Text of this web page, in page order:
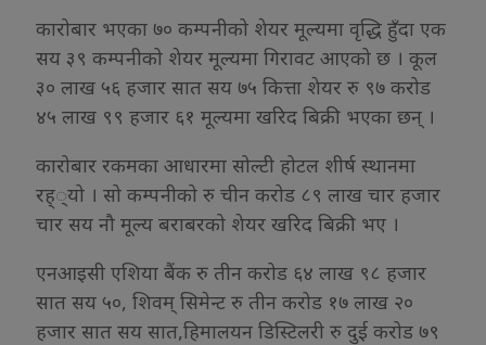
कारोबार भएका ७० कम्पनीको शेयर मूल्यमा वृद्धि हुँदा एक
सय ३९ कम्पनीको शेयर मूल्यमा गिरावट आएको छ । कूल
३० लाख ५६ हजार सात सय ७५ कित्ता शेयर रु ९७ करोड
४५ लाख ९९ हजार ६१ मूल्यमा खरिद बिक्री भएका छन् ।
कारोबार रकमका आधारमा सोल्टी होटल शीर्ष स्थानमा
रह््यो । सो कम्पनीको रु चीन करोड ८९ लाख चार हजार
चार सय नौ मूल्य बराबरको शेयर खरिद बिक्री भए ।
एनआइसी एशिया बैंक रु तीन करोड ६४ लाख ९८ हजार
सात सय ५०, शिवम् सिमेन्ट रु तीन करोड १७ लाख २०
हजार सात सय सात,हिमालयन डिस्टिलरी रु दुई करोड ७९